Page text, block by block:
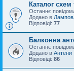
Каталог схем
Останнє
Додано в
Відповіді: 77
Балконна
Останнє
Додано в Антени
Відповіді: 86